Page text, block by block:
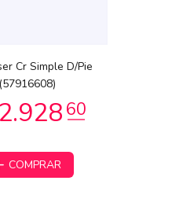
Cr Simple D/Pie
(57916608)
COMPRAR